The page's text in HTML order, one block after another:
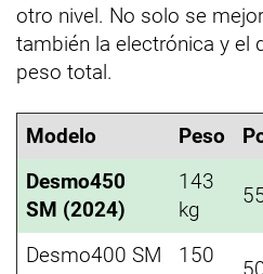
otro nivel. No solo se
también la electrónica y el
peso total.
Modelo Peso
Desmo450
SM (2024)
143
kg
Desmo400 SM
150